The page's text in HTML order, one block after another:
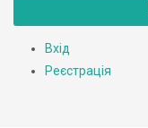
Вхід
Реєстрація